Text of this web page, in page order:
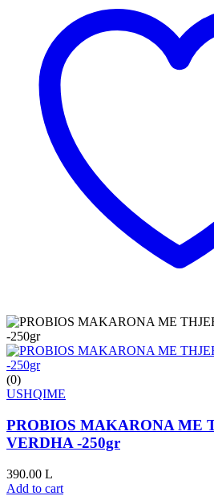
(0)
USHQIME
PROBIOS MAKARONA ME
VERDHA -250gr
390.00 L
Add to cart